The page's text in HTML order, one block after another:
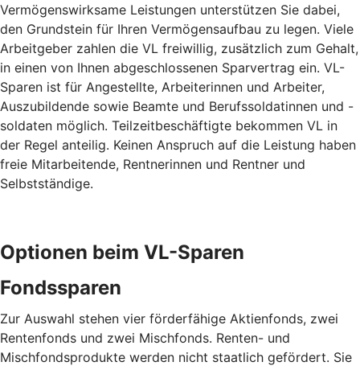
Vermögenswirksame Leistungen unterstützen Sie dabei,
den Grundstein für Ihren Vermögensaufbau zu legen. Viele
Arbeitgeber zahlen die VL freiwillig, zusätzlich zum Gehalt,
in einen von Ihnen abgeschlossenen Sparvertrag ein. VL-
Sparen ist für Angestellte, Arbeiterinnen und Arbeiter,
Auszubildende sowie Beamte und Berufssoldatinnen und -
soldaten möglich. Teilzeitbeschäftigte bekommen VL in
der Regel anteilig. Keinen Anspruch auf die Leistung haben
freie Mitarbeitende, Rentnerinnen und Rentner und
Selbstständige.
Optionen beim VL-Sparen
Fondssparen
Zur Auswahl stehen vier förderfähige Aktienfonds, zwei
Rentenfonds und zwei Mischfonds. Renten- und
Mischfondsprodukte werden nicht staatlich gefördert. Sie